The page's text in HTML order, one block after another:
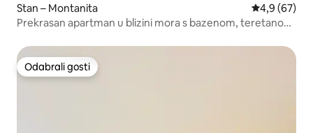
Stan – Montanita Prosječna
4,9 (67)
Prekrasan apartman u blizini mora s bazenom, teretanom
Odabrali gosti
Odabrali gosti